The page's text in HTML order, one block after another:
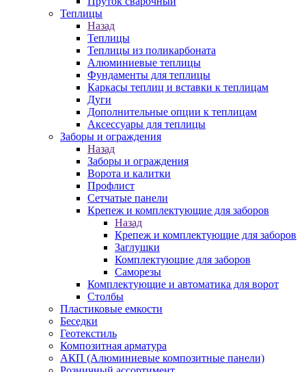
Теплицы
Назад
Теплицы
Теплицы из поликарбоната
Алюминиевые теплицы
Фундаменты для теплицы
Каркасы теплиц и вставки к теплицам
Дуги
Дополнительные опции к теплицам
Аксессуары для теплицы
Заборы и ограждения
Назад
Заборы и ограждения
Ворота и калитки
Профлист
Сетчатые панели
Крепеж и комплектующие для заборов
Назад
Крепеж и комплектующие для заборов
Заглушки
Комплектующие для заборов
Саморезы
Комплектующие и автоматика для ворот
Столбы
Пластиковые емкости
Беседки
Геотекстиль
Композитная арматура
АКП (Алюминиевые композитные панели)